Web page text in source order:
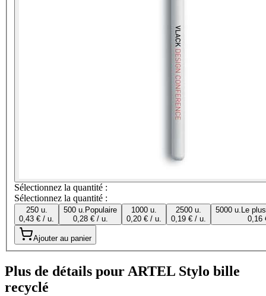
Sélectionnez la quantité :
Sélectionnez la quantité :
250 u.
0,43 € / u.
500 u. Populaire
0,28 € / u.
1000 u.
0,20 € / u.
2500 u.
0,19 € / u.
5000 u. Le
0,16
Ajouter au panier
Plus de détails pour ARTEL Stylo bille
recyclé